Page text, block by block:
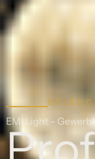
EMI Light –